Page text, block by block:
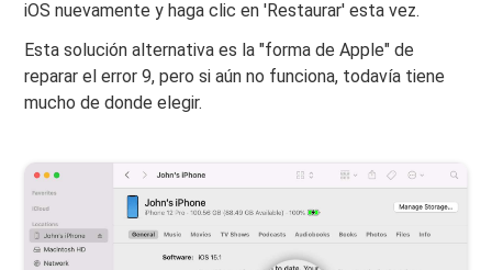
iOS nuevamente y haga clic en 'Restaurar' esta vez.
Esta solución alternativa es la "forma de Apple" de
reparar el error 9, pero si aún no funciona, todavía tiene
mucho de donde elegir.